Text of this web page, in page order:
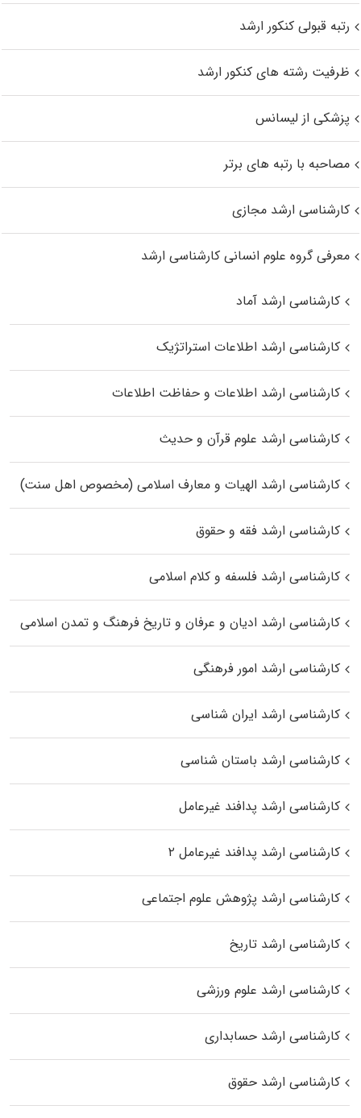
رتبه قبولی کنکور ارشد
ظرفیت رشته های کنکور ارشد
پزشکی از لیسانس
مصاحبه با رتبه های برتر
کارشناسی ارشد مجازی
معرفی گروه علوم انسانی کارشناسی ارشد
کارشناسی ارشد آماد
کارشناسی ارشد اطلاعات استراتژیک
کارشناسی ارشد اطلاعات و حفاظت اطلاعات
کارشناسی ارشد علوم قرآن و حدیث
کارشناسی ارشد الهیات و معارف اسلامی (مخصوص اهل سنت)
کارشناسی ارشد فقه و حقوق
کارشناسی ارشد فلسفه و کلام اسلامی
کارشناسی ارشد ادیان و عرفان و تاریخ فرهنگ و تمدن اسلامی
کارشناسی ارشد امور فرهنگی
کارشناسی ارشد ایران شناسی
کارشناسی ارشد باستان شناسی
کارشناسی ارشد پدافند غیرعامل
کارشناسی ارشد پدافند غیرعامل ۲
کارشناسی ارشد پژوهش علوم اجتماعی
کارشناسی ارشد تاریخ
کارشناسی ارشد علوم ورزشی
کارشناسی ارشد حسابداری
کارشناسی ارشد حقوق